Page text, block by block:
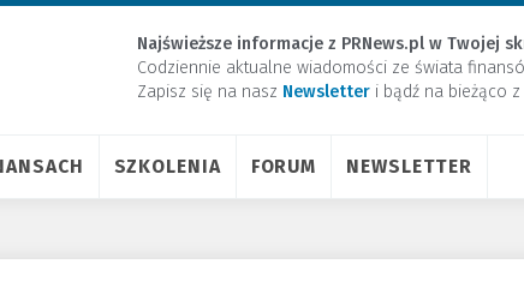
Najświeższe informacje z PRNews.pl w Twojej
Codziennie aktualne wiadomości ze świata
Zapisz się na nasz Newsletter ​i bądź na bieżąco
SZKOLENIA FORUM NEWSLETTER